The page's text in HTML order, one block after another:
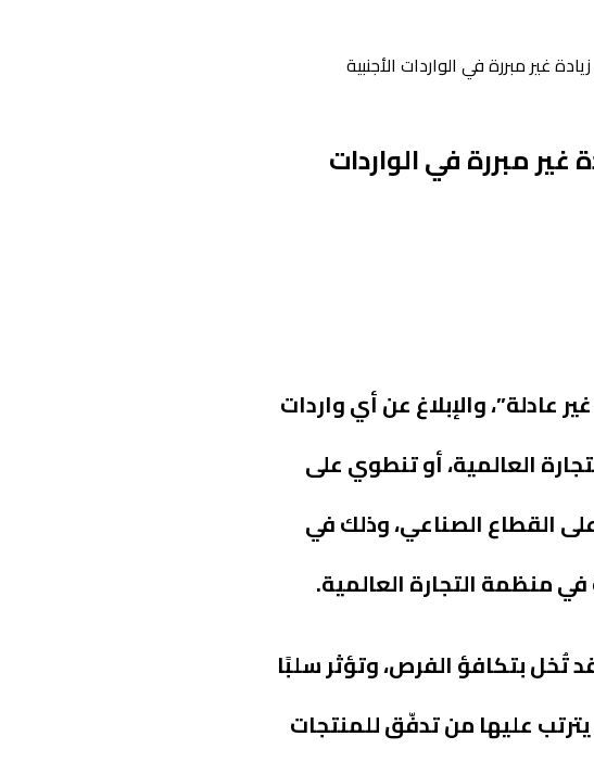
غير مبررة في الواردات الأجنبية
غير مبررة في الواردات
عادلة”، والإبلاغ عن أي واردات
العالمية، أو تنطوي على
القطاع الصناعي، وذلك في
منظمة التجارة العالمية.
تُخل بتكافؤ الفرص، وتؤثر سلبًا
يترتب عليها من تدفّق للمنتجات